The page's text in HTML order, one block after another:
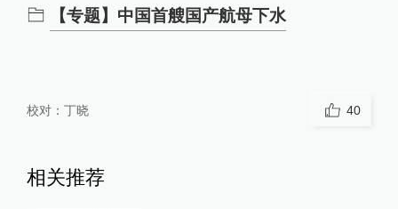
【专题】中国首艘国产航母下水
校对： 丁晓 40
相关推荐